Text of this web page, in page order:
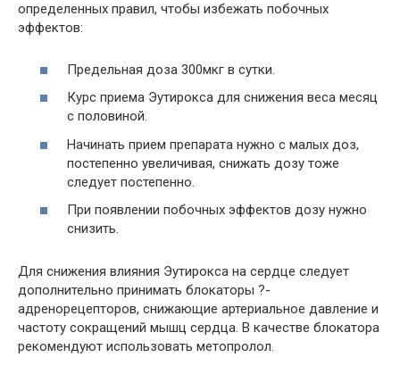
определенных правил, чтобы избежать побочных
эффектов:
Предельная доза 300мкг в сутки.
Курс приема Эутирокса для снижения веса месяц
с половиной.
Начинать прием препарата нужно с малых доз,
постепенно увеличивая, снижать дозу тоже
следует постепенно.
При появлении побочных эффектов дозу нужно
снизить.
Для снижения влияния Эутирокса на сердце следует
дополнительно принимать блокаторы ?-
адренорецепторов, снижающие артериальное давление и
частоту сокращений мышц сердца. В качестве блокатора
рекомендуют использовать метопролол.